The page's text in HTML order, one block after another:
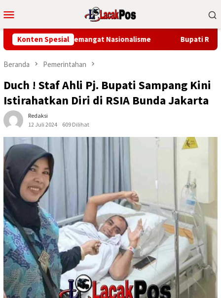
ke
Mobile
Konten Spesial
Semangat Nasionalisme Bupati Robby
Beranda Pemerintahan
Duch ! Staf Ahli Pj. Bupati Sampang Kini
Istirahatkan Diri di RSIA Bunda Jakarta
Redaksi
12 Juli 2024
609 Dilihat